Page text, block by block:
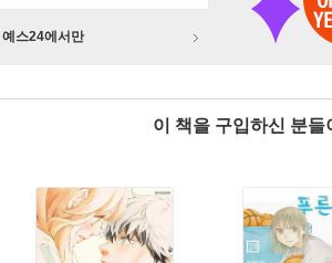
예스24에서만
이 책을 구입하신 분